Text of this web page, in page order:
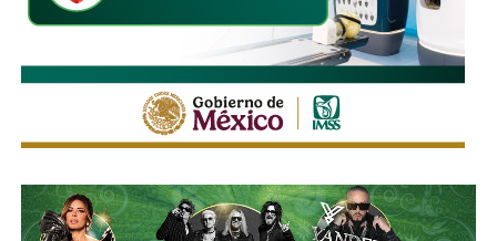
que ellímite de velocidad es de 50 km/h, algunas casi
borradas -ahí te encargo, Ayuntamiento- pero en los
videos que circularon de autos voladores,en ninguno de
los casos, la velocidad del vehículo estaba por debajo
del límite permitido